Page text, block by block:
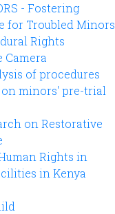
- Fostering
for Troubled Minors
Rights
Camera
of procedures
minors' pre-trial
on Restorative
Rights in
in Kenya